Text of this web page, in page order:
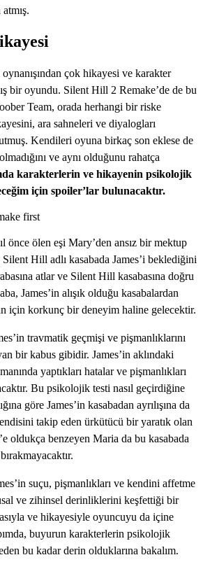
çok hikayesi ve karakter
bir oyundu. Silent Hill 2 Remake’de de bu
Team, orada herhangi bir riske
ara sahneleri ve diyalogları
Kendileri oyuna birkaç son eklese de
ve aynı olduğunu rahatça
karakterlerin ve hikayenin psikolojik
için spoiler’lar bulunacaktır.
önce ölen eşi Mary’den ansız bir mektup
Hill adlı kasabada James’i beklediğini
atlar ve Silent Hill kasabasına doğru
James’in alışık olduğu kasabalardan
için korkunç bir deneyim haline gelecektir.
travmatik geçmişi ve pişmanlıklarını
bir kabus gibidir. James’in aklındaki
yaptıkları hatalar ve pişmanlıkları
Bu psikolojik testi nasıl geçirdiğine
göre James’in kasabadan ayrılışına da
takip eden ürkütücü bir yaratık olan
oldukça benzeyen Maria da bu kasabada
suçu, pişmanlıkları ve kendini affetme
ve zihinsel derinliklerini keşfettiği bir
ve hikayesiyle oyuncuyu da içine
buyurun karakterlerin psikolojik
bu kadar derin olduklarına bakalım.